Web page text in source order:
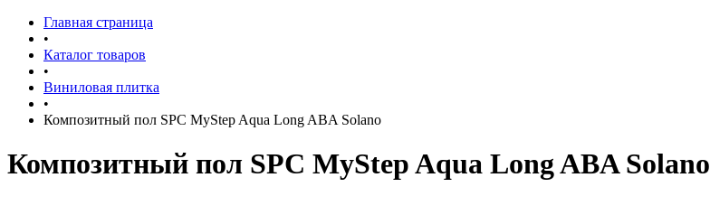
Главная страница
•
Каталог товаров
•
Виниловая плитка
•
Композитный пол SPC MyStep Aqua Long ABA Solano
Композитный пол SPC MyStep Aqua Long ABA Solano